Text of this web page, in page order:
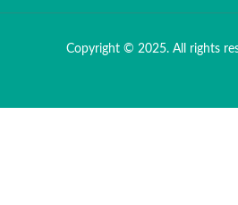
Copyright © 2025. All rights